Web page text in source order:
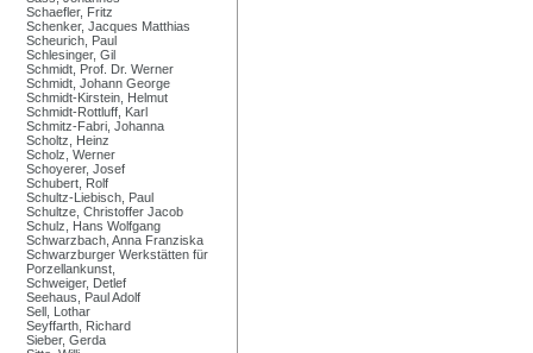
Schaefler, Fritz
Schenker, Jacques Matthias
Scheurich, Paul
Schlesinger, Gil
Schmidt, Prof. Dr. Werner
Schmidt, Johann George
Schmidt-Kirstein, Helmut
Schmidt-Rottluff, Karl
Schmitz-Fabri, Johanna
Scholtz, Heinz
Scholz, Werner
Schoyerer, Josef
Schubert, Rolf
Schultz-Liebisch, Paul
Schultze, Christoffer Jacob
Schulz, Hans Wolfgang
Schwarzbach, Anna Franziska
Schwarzburger Werkstätten für
Porzellankunst,
Schweiger, Detlef
Seehaus, Paul Adolf
Sell, Lothar
Seyffarth, Richard
Sieber, Gerda